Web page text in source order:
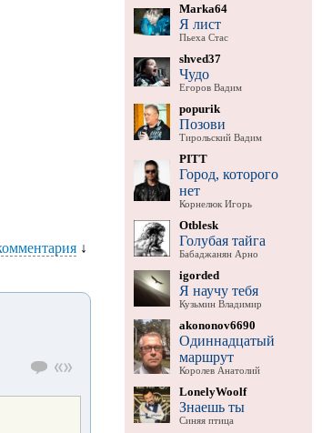
↓
Marka64
Я лист
Пьеха Стас
shved37
Чудо
Егоров Вадим
popurik
Позови
Тирольский Вадим
PITT
Город, которого
нет
Корнелюк Игорь
Otblesk
Голубая тайга
Бабаджанян Арно
igorded
Я научу тебя
Кузьмин Владимир
akononov6690
Одиннадцатый
маршрут
Королев Анатолий
LonelyWoolf
Знаешь ты
Синяя птица